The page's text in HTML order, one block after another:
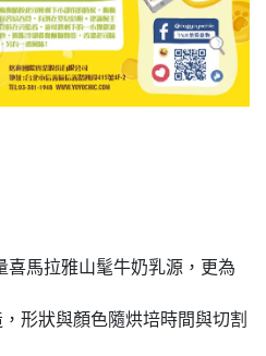
喜馬拉雅山髦牛奶乳源，更為
形狀與顏色隨烘培時間與切割